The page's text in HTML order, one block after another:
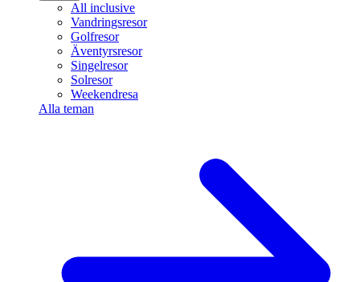
All inclusive
Vandringsresor
Golfresor
Äventyrsresor
Singelresor
Solresor
Weekendresa
Alla teman